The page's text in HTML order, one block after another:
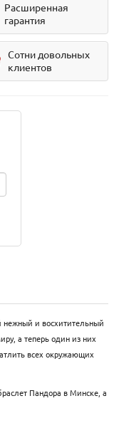
Расширенная
гарантия
Сотни довольных
клиентов
нежный и восхитительный
а теперь один из них
всех окружающих
Пандора в Минске, а